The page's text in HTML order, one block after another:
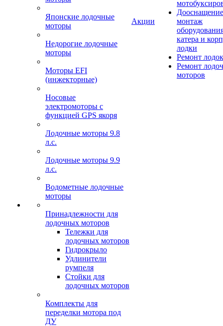
Японские лодочные
моторы
Недорогие лодочные
моторы
Моторы EFI
(инжекторные)
Носовые
электромоторы с
функцией GPS якоря
Лодочные моторы 9.8
л.с.
Лодочные моторы 9.9
л.с.
Водометные лодочные
моторы
Принадлежности для
лодочных моторов
Тележки для
лодочных моторов
Гидрокрыло
Удлинители
румпеля
Стойки для
лодочных моторов
Комплекты для
переделки мотора под
ДУ
Акции
монтаж
катера и
лодки
Ремонт
Ремонт
моторов